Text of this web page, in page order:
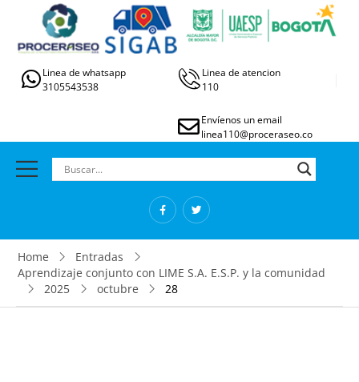
Linea de whatsapp
3105543538
Linea de atencion
110
Envíenos un email
linea110@proceraseo.co
Home
Entradas
Aprendizaje conjunto con LIME S.A. E.S.P. y la comunidad
2025
octubre 28